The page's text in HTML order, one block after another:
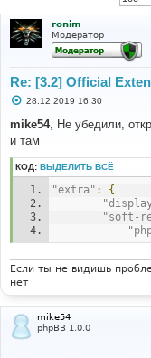
ronim
Модератор
Re: [3.2] Official
С
о
б
щ
н
и
28.12.2019 16:30
mike54, Не убедили,
и там
КОД: ВЫДЕЛИТЬ ВСЁ
"extra" :
{
"soft-
Если ты не видишь
нет
mike54
phpBB 1.0.0